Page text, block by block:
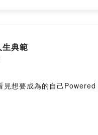
典範
見想要成為的自己